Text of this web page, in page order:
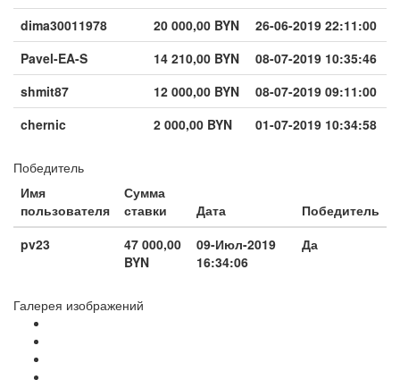
dima30011978
20 000,00 BYN
26-06-2019 22:11:00
Pavel-EA-S
14 210,00 BYN
08-07-2019 10:35:46
shmit87
12 000,00 BYN
08-07-2019 09:11:00
chernic
2 000,00 BYN 01-07-2019 10:34:58
Победитель
Имя
пользователя
Сумма
ставки
Дата
Победитель
pv23
47 000,00
BYN
09-Июл-2019
16:34:06
Да
Галерея изображений